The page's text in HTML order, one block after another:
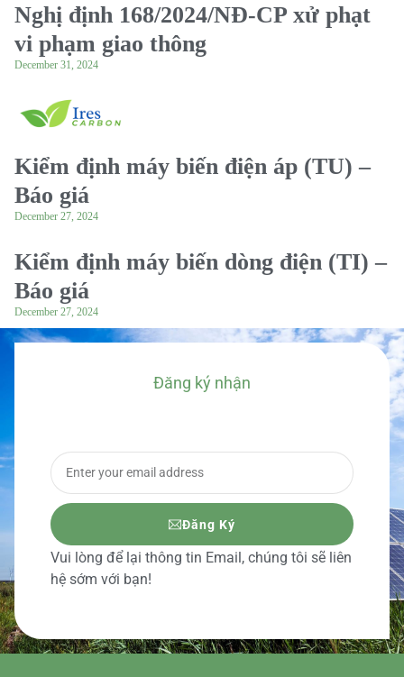
Nghị định 168/2024/NĐ-CP xử phạt
vi phạm giao thông
December 31, 2024
Kiểm định máy biến điện áp (TU) –
Báo giá
December 27, 2024
Kiểm định máy biến dòng điện (TI) –
Báo giá
December 27, 2024
Đăng ký nhận
Đăng Ký
Vui lòng để lại thông tin Email, chúng tôi sẽ liên
hệ sớm với bạn!